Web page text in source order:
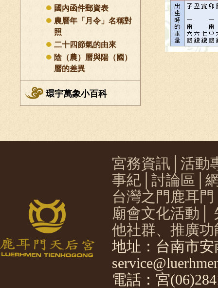
國內函件郵資表
農曆年「月令」名稱對
照
二十四節氣的由來
陰（農）曆與陽（國）
曆的差異
環宇萬象小百科
宮務資訊
活動
事紀
討論區
台灣之門鹿耳門
廟會文化活動
他社群、推廣功
地址：台南市
電話：宮